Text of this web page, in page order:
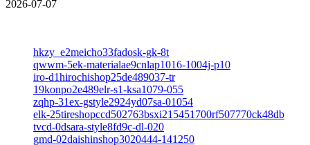
2026-07-07
hkzy_e2meicho33fadosk-gk-8t
qwwm-5ek-materialae9cnlap1016-1004j-p10
iro-d1hirochishop25de489037-tr
19konpo2e489elr-s1-ksa1079-055
zqhp-31ex-gstyle2924yd07sa-01054
elk-25tireshopccd502763bsxi215451700rf507770ck48db
tvcd-0dsara-style8fd9c-dl-020
gmd-02daishinshop3020444-141250